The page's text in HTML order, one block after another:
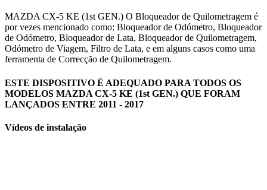
MAZDA CX-5 KE (1st GEN.) O Bloqueador de Quilometragem é
por vezes mencionado como: Bloqueador de Odómetro, Bloqueador
de Odómetro, Bloqueador de Lata, Bloqueador de Quilometragem,
Odómetro de Viagem, Filtro de Lata, e em alguns casos como uma
ferramenta de Correcção de Quilometragem.
ESTE DISPOSITIVO É ADEQUADO PARA TODOS OS
MODELOS MAZDA CX-5 KE (1st GEN.) QUE FORAM
LANÇADOS ENTRE 2011 - 2017
Vídeos de instalação